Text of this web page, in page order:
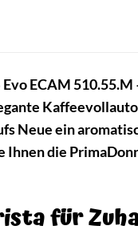
Evo ECAM
Neue ein
die
für